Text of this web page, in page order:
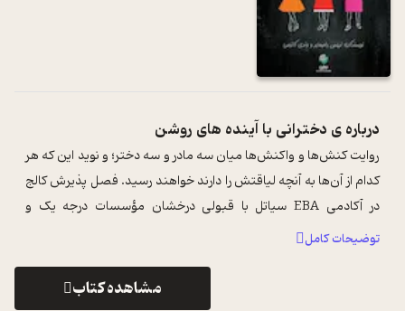
درباره ی دخترانی با آینده های روشن
روایت کنش‌ها و واکنش‌ها میان سه مادر و سه دختر؛ و نوید این که هر
کدام از آن‌ها به آنچه لیاقتش را دارند خواهند رسید. فصل پذیرش کالج
در آکادمی EBA سیاتل با قبولی درخشان مؤسسات درجه یک و
دانش‌آموزان شگفت ...
توضیحات کامل
مشاهده کتاب